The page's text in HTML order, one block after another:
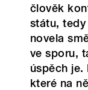
člověk
státu,
novela
ve sporu,
úspěch je.
které na